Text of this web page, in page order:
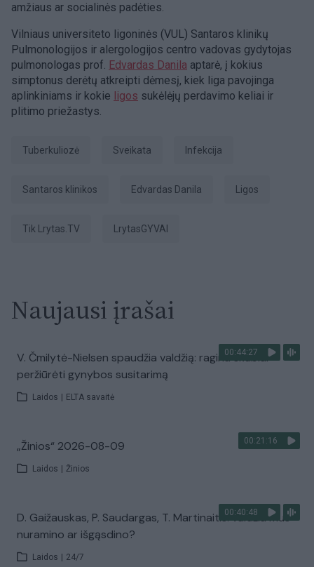
amžiaus ar socialinės padėties.
Vilniaus universiteto ligoninės (VUL) Santaros klinikų
Pulmonologijos ir alergologijos centro vadovas gydytojas
pulmonologas prof. Edvardas Danila aptarė, į kokius
simptonus derėtų atkreipti dėmesį, kiek liga pavojinga
aplinkiniams ir kokie ligos sukėlėjų perdavimo keliai ir
plitimo priežastys.
tuberkuliozė Sveikata infekcija
Santaros klinikos Edvardas Danila ligos
tik Lrytas.TV LrytasGYVAI
Naujausi įrašai
00:44:27
V. Čmilytė-Nielsen spaudžia valdžią: ragina skubiai
peržiūrėti gynybos susitarimą
Laidos ELTA savaitė
00:21:16
„Žinios“ 2026-08-09
Laidos Žinios
00:40:48
D. Gaižauskas, P. Saudargas, T. Martinaitis: valdžia mus
nuramino ar išgąsdino?
Laidos 24/7